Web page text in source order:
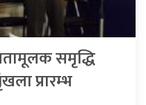
समृद्धि
प्रारम्भ